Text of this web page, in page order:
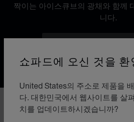
쇼파드에 오신 것을
United States의 주소로 제품을
다. 대한민국에서 웹사이트를 살
치를 업데이트하시겠습니까?
짝이는 아이스큐브의 광채와 함께
니다.